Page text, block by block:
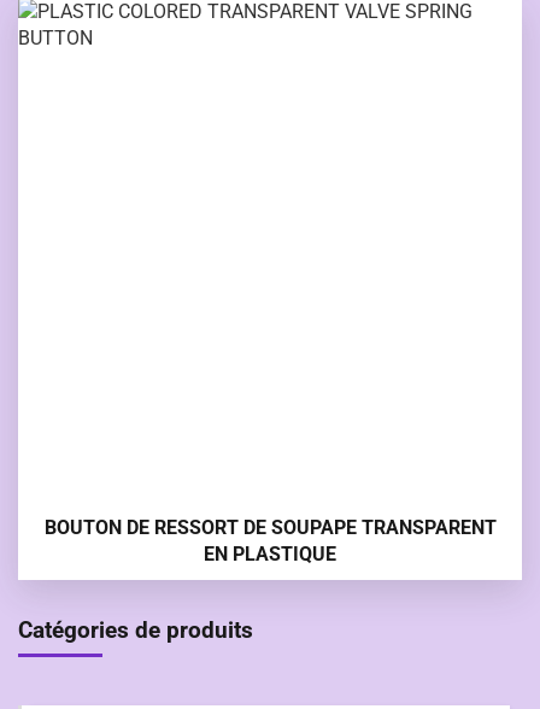
BOUTON DE RESSORT DE SOUPAPE TRANSPARENT
EN PLASTIQUE
Catégories de produits